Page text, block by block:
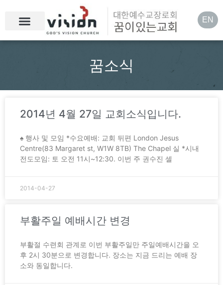
EN
꿈소식
2014년 4월 27일 교회소식입니다.
♠ 행사 및 모임 *수요예배: 교회 뒤편 London Jesus
Centre(83 Margaret st, W1W 8TB) The Chapel 실 *시내
전도모임: 토 오전 11시~12:30. 이번 주 권수진 셀
2014-04-27
부활주일 예배시간 변경
부활절 수련회 관계로 이번 부활주일만 주일예배시간을 오
후 2시 30분으로 변경합니다. 장소는 지금 드리는 예배 장
소와 동일합니다.